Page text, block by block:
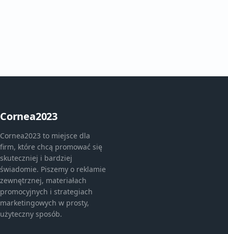
Cornea2023
Cornea2023 to miejsce dla
firm, które chcą promować się
skuteczniej i bardziej
świadomie. Piszemy o reklamie
zewnętrznej, materiałach
promocyjnych i strategiach
marketingowych w prosty,
użyteczny sposób.